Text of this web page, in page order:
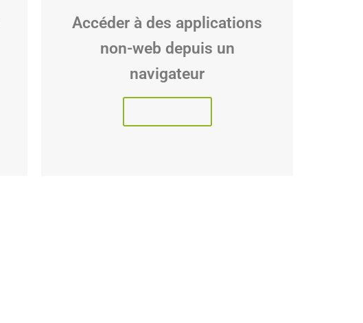
Accéder à des applications
non-web depuis un
navigateur